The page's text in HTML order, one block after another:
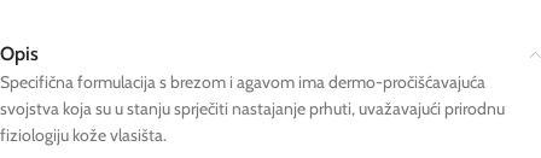
Opis
Specifična formulacija s brezom i agavom ima dermo-pročišćavajuća
svojstva koja su u stanju sprječiti nastajanje prhuti, uvažavajući prirodnu
fiziologiju kože vlasišta.